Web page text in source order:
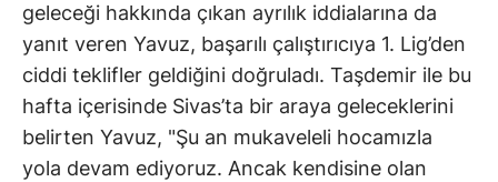
geleceği hakkında çıkan ayrılık iddialarına da
yanıt veren Yavuz, başarılı çalıştırıcıya 1. Lig’den
ciddi teklifler geldiğini doğruladı. Taşdemir ile bu
hafta içerisinde Sivas’ta bir araya geleceklerini
belirten Yavuz, "Şu an mukaveleli hocamızla
yola devam ediyoruz. Ancak kendisine olan